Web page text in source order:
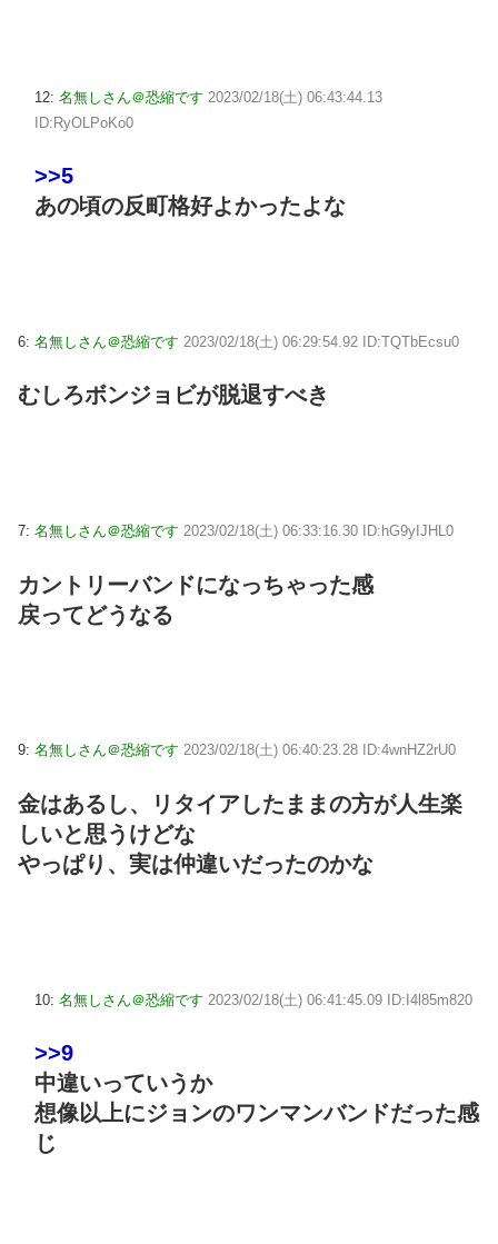
12: 名無しさん＠恐縮です 2023/02/18(土) 06:43:44.13
ID:RyOLPoKo0
>>5
あの頃の反町格好よかったよな
6: 名無しさん＠恐縮です 2023/02/18(土) 06:29:54.92 ID:TQTbEcsu0
むしろボンジョビが脱退すべき
7: 名無しさん＠恐縮です 2023/02/18(土) 06:33:16.30 ID:hG9yIJHL0
カントリーバンドになっちゃった感
戻ってどうなる
9: 名無しさん＠恐縮です 2023/02/18(土) 06:40:23.28 ID:4wnHZ2rU0
金はあるし、リタイアしたままの方が人生楽
しいと思うけどな
やっぱり、実は仲違いだったのかな
10: 名無しさん＠恐縮です 2023/02/18(土) 06:41:45.09 ID:I4l85m820
>>9
中違いっていうか
想像以上にジョンのワンマンバンドだった感
じ